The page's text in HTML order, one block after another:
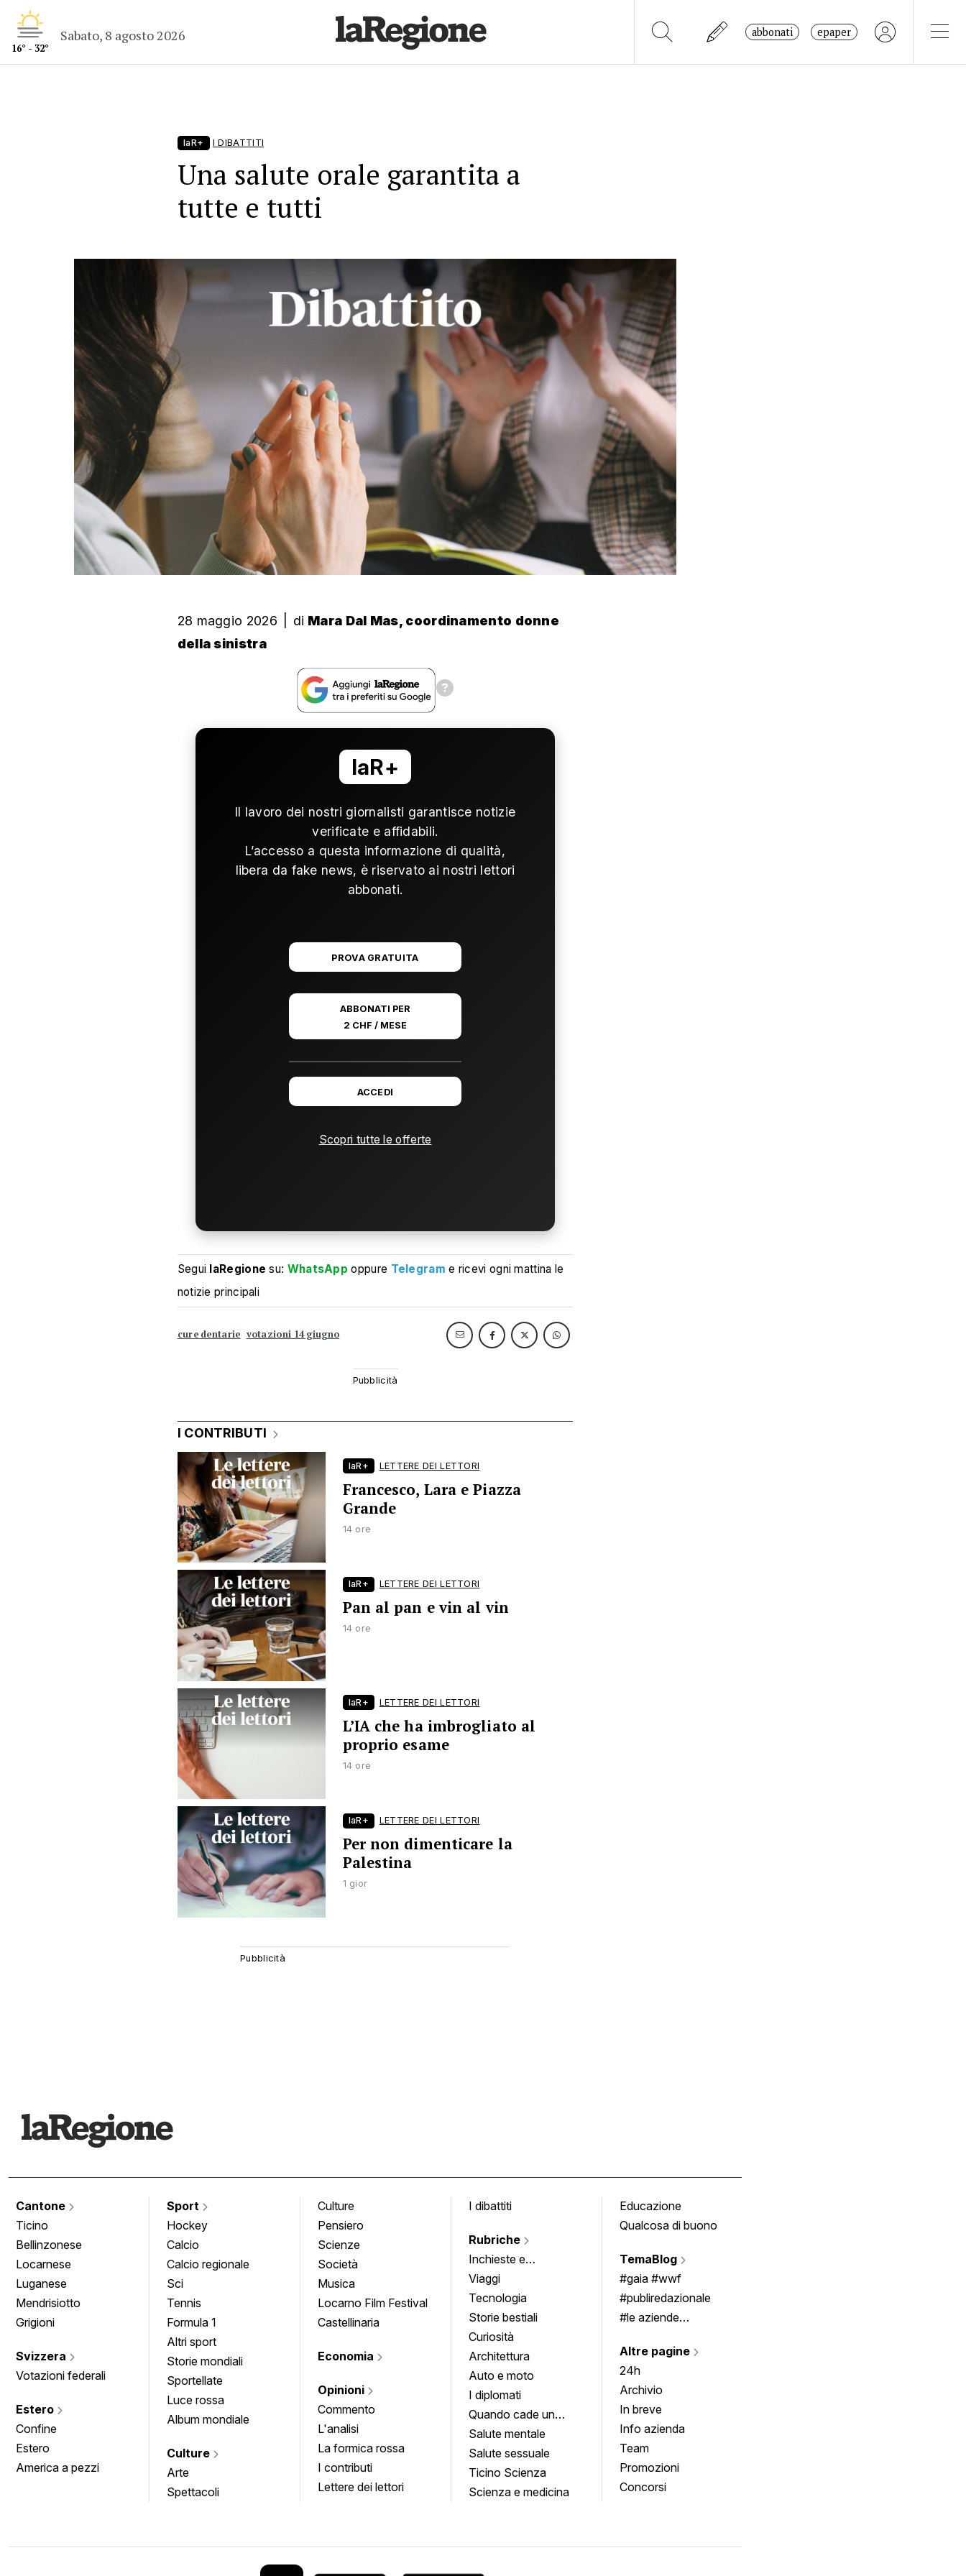
16° - 32°
Sabato, 8 agosto 2026 abbonati epaper
laR+ I DIBATTITI
Una salute orale garantita a
tutte e tutti
28 maggio 2026 di Mara Dal Mas, coordinamento donne
della sinistra
laR+
Il lavoro dei nostri giornalisti garantisce notizie
verificate e affidabili.
L’accesso a questa informazione di qualità,
libera da fake news, è riservato ai nostri lettori
abbonati.
PROVA GRATUITA
ABBONATI PER
2 CHF / MESE
ACCEDI
Scopri tutte le offerte
Segui laRegione su: WhatsApp oppure Telegram e ricevi ogni mattina le
notizie principali
cure dentarie votazioni 14 giugno
I CONTRIBUTI
laR+ LETTERE DEI LETTORI
Francesco, Lara e Piazza
Grande
14 ore
laR+ LETTERE DEI LETTORI
Pan al pan e vin al vin
14 ore
laR+ LETTERE DEI LETTORI
L’IA che ha imbrogliato al
proprio esame
14 ore
laR+ LETTERE DEI LETTORI
Per non dimenticare la
Palestina
1 gior
Cantone
Ticino
Bellinzonese
Locarnese
Luganese
Mendrisiotto
Grigioni
Svizzera
Votazioni federali
Estero
Confine
Estero
America a pezzi
Sport
Hockey
Calcio
Calcio regionale
Sci
Tennis
Formula 1
Altri sport
Storie mondiali
Sportellate
Luce rossa
Album mondiale
Culture
Arte
Spettacoli
Culture
Pensiero
Scienze
Società
Musica
Locarno Film Festival
Castellinaria
Economia
Opinioni
Commento
L'analisi
La formica rossa
I contributi
Lettere dei lettori
I dibattiti
Rubriche
Inchieste e
approfondimenti
Viaggi
Tecnologia
Storie bestiali
Curiosità
Architettura
Auto e moto
I diplomati
Quando cade un
quadro
Salute mentale
Salute sessuale
Ticino Scienza
Scienza e medicina
Educazione
Qualcosa di buono
TemaBlog
#gaia #wwf
#publiredazionale
#le aziende
Altre pagine
24h
Archivio
In breve
Info azienda
Team
Promozioni
Concorsi